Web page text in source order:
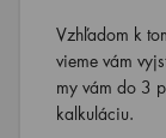
Vzhľadom k
vieme vám
my vám do 3
kalkuláciu.